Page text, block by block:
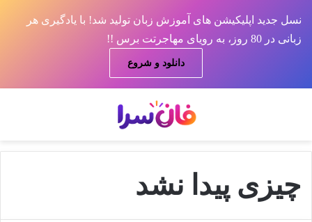
نسل جدید اپلیکیشن های آموزش زبان تولید شد! با یادگیری هر
زبانی در 80 روز، به رویای مهاجرتت برس !!
دانلود و شروع
چیزی پیدا نشد